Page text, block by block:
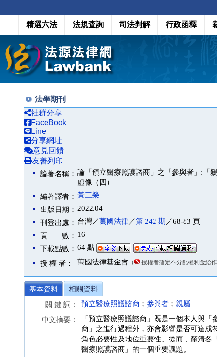
精選六法 法規查詢 司法判解 行政函釋
法學期刊
社群分享
FaceBook
Line
分享網址
意見回饋
友善列印
論著名稱： 論「預立醫療照護諮商」之「參與者」:「
虛像（四）
編著譯者： 黃三榮
出版日期： 2022.04
刊登出處： 台灣／萬國法律／第 242 期 ／68-83 頁
頁 數： 16
下載點數： 64 點
授 權 者： 萬國法律基金會 （ 授權者指定不分配權利金給
基本資料
相關資料
關 鍵 詞：
預立醫療照護諮商 ； 參與者 ； 親屬
中文摘要：
「預立醫療照護諮商」既是一個本人與
商」之進行過程外，亦會影響是否可達成
角色必要性及地位重要性。從而，釐清各
醫療照護諮商」的一個重要議題。